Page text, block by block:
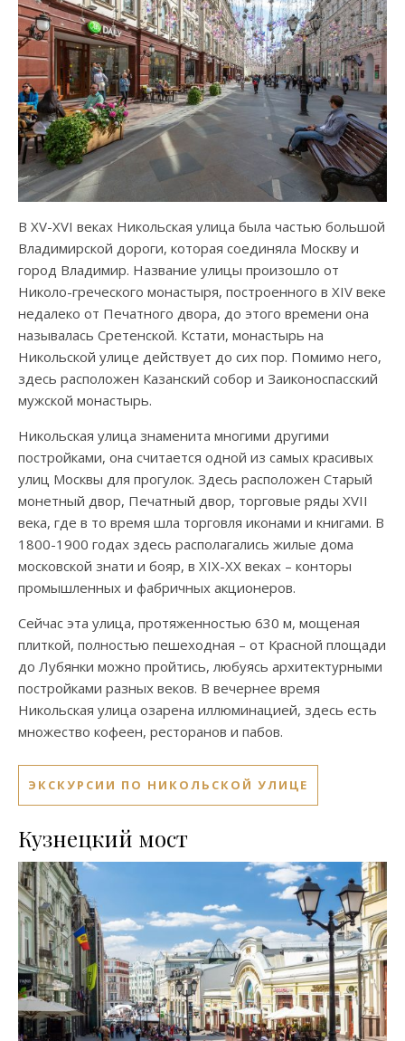
В XV-XVI веках Никольская улица была частью большой
Владимирской дороги, которая соединяла Москву и
город Владимир. Название улицы произошло от
Николо-греческого монастыря, построенного в XIV веке
недалеко от Печатного двора, до этого времени она
называлась Сретенской. Кстати, монастырь на
Никольской улице действует до сих пор. Помимо него,
здесь расположен Казанский собор и Заиконоспасский
мужской монастырь.
Никольская улица знаменита многими другими
постройками, она считается одной из самых красивых
улиц Москвы для прогулок. Здесь расположен Старый
монетный двор, Печатный двор, торговые ряды XVII
века, где в то время шла торговля иконами и книгами. В
1800-1900 годах здесь располагались жилые дома
московской знати и бояр, в XIX-XX веках – конторы
промышленных и фабричных акционеров.
Сейчас эта улица, протяженностью 630 м, мощеная
плиткой, полностью пешеходная – от Красной площади
до Лубянки можно пройтись, любуясь архитектурными
постройками разных веков. В вечернее время
Никольская улица озарена иллюминацией, здесь есть
множество кофеен, ресторанов и пабов.
ЭКСКУРСИИ ПО НИКОЛЬСКОЙ УЛИЦЕ
Кузнецкий мост